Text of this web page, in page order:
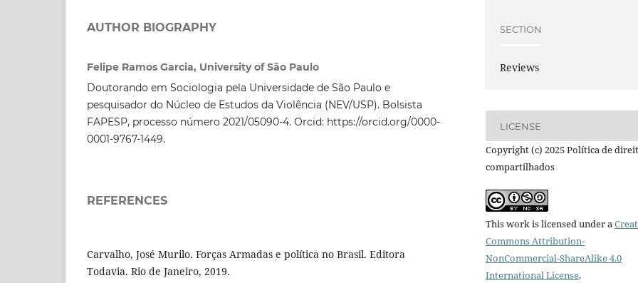
AUTHOR BIOGRAPHY
Felipe Ramos Garcia, University of São Paulo
Doutorando em Sociologia pela Universidade de São Paulo e
pesquisador do Núcleo de Estudos da Violência (NEV/USP). Bolsista
FAPESP, processo número 2021/05090-4. Orcid: https://orcid.org/0000-
0001-9767-1449.
REFERENCES
Carvalho, José Murilo. Forças Armadas e política no Brasil. Editora
Todavia. Rio de Janeiro, 2019.
SECTION
Reviews
LICENSE
Copyright (c) 2025 Política de
compartilhados
This work is licensed under a
Commons Attribution-
NonCommercial-ShareAlike 4.0
International License.